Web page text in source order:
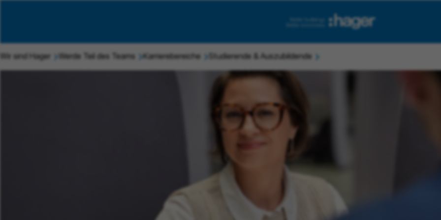
Wir sind Hager Werde Teil des Teams Karrierebereiche Studierende & Auszubildende